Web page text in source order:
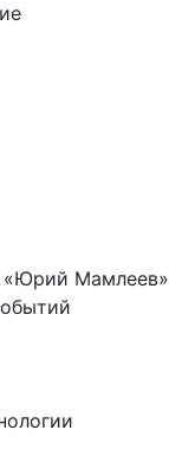
«Юрий Мамлеев»